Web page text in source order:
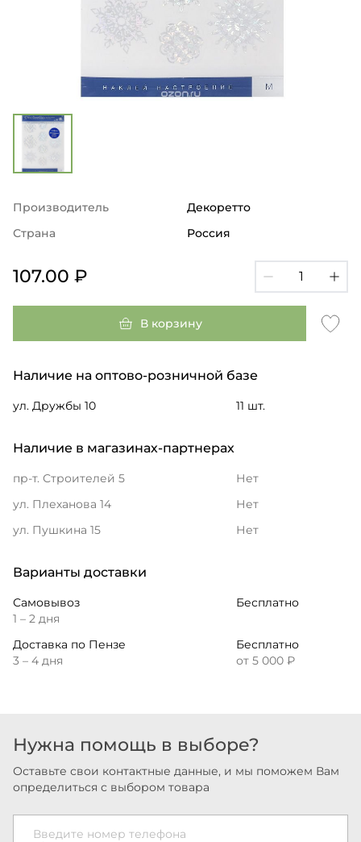
Производитель
Декоретто
Страна
Россия
107.00 ₽
В корзину
Наличие на оптово-розничной базе
ул. Дружбы 10 11 шт.
Наличие в магазинах-партнерах
пр-т. Строителей 5
Нет
ул. Плеханова 14
Нет
ул. Пушкина 15
Нет
Варианты доставки
Самовывоз
1 – 2 дня
Бесплатно
Доставка по Пензе
3 – 4 дня
Бесплатно
от 5 000 ₽
Нужна помощь в выборе?
Оставьте свои контактные данные, и мы поможем Вам
определиться с выбором товара
Введите номер телефона